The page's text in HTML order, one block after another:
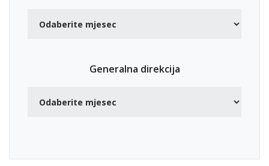
Generalna direkcija